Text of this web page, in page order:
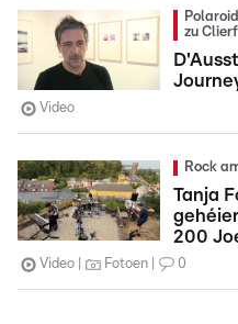
zu Clierf
Video
Rock
Tanja
200
Video Fotoen 0